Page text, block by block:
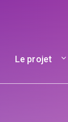
Le projet